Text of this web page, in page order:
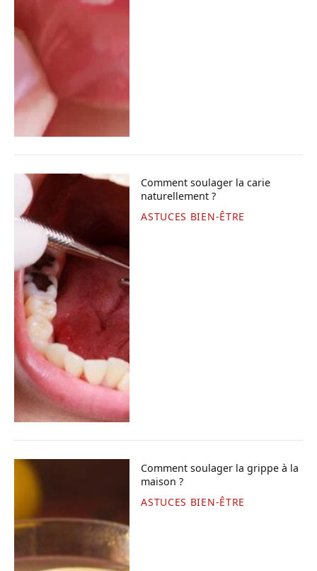
Comment soulager la carie
naturellement ?
ASTUCES BIEN-ÊTRE
Comment soulager la grippe à la
maison ?
ASTUCES BIEN-ÊTRE